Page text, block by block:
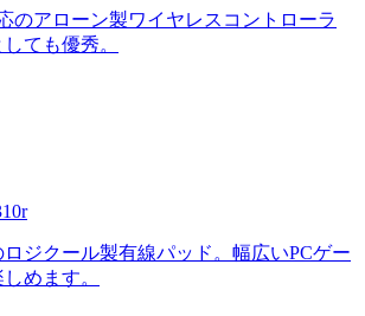
のアローン製ワイヤレスコントローラ
ても優秀。
ジクール製有線パッド。幅広いPCゲー
めます。